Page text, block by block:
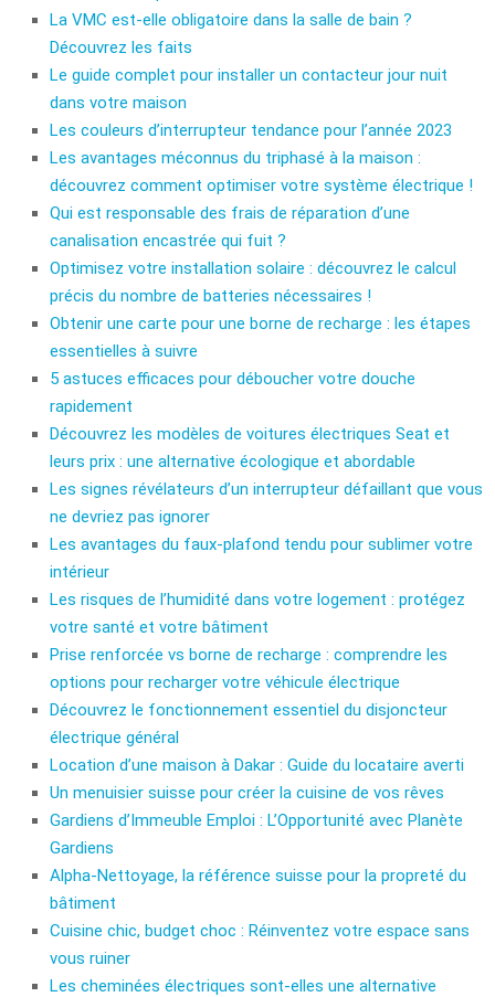
La VMC est-elle obligatoire dans la salle de bain ?
Découvrez les faits
Le guide complet pour installer un contacteur jour nuit
dans votre maison
Les couleurs d’interrupteur tendance pour l’année 2023
Les avantages méconnus du triphasé à la maison :
découvrez comment optimiser votre système électrique !
Qui est responsable des frais de réparation d’une
canalisation encastrée qui fuit ?
Optimisez votre installation solaire : découvrez le calcul
précis du nombre de batteries nécessaires !
Obtenir une carte pour une borne de recharge : les étapes
essentielles à suivre
5 astuces efficaces pour déboucher votre douche
rapidement
Découvrez les modèles de voitures électriques Seat et
leurs prix : une alternative écologique et abordable
Les signes révélateurs d’un interrupteur défaillant que vous
ne devriez pas ignorer
Les avantages du faux-plafond tendu pour sublimer votre
intérieur
Les risques de l’humidité dans votre logement : protégez
votre santé et votre bâtiment
Prise renforcée vs borne de recharge : comprendre les
options pour recharger votre véhicule électrique
Découvrez le fonctionnement essentiel du disjoncteur
électrique général
Location d’une maison à Dakar : Guide du locataire averti
Un menuisier suisse pour créer la cuisine de vos rêves
Gardiens d’Immeuble Emploi : L’Opportunité avec Planète
Gardiens
Alpha-Nettoyage, la référence suisse pour la propreté du
bâtiment
Cuisine chic, budget choc : Réinventez votre espace sans
vous ruiner
Les cheminées électriques sont-elles une alternative